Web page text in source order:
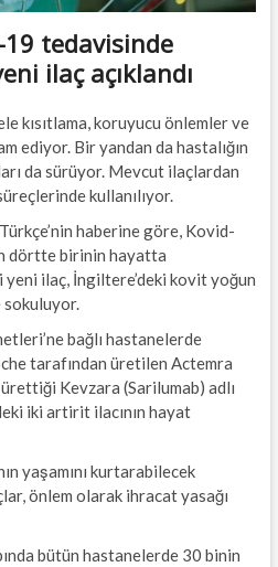
19 tedavisinde
ilaç açıklandı
kısıtlama, koruyucu önlemler ve
ediyor. Bir yandan da hastalığın
da sürüyor. Mevcut ilaçlardan
kullanılıyor.
haberine göre, Kovid-
dörtte birinin hayatta
ilaç, İngiltere’deki kovit yoğun
sokuluyor.
bağlı hastanelerde
tarafından üretilen Actemra
Kevzara (Sarilumab) adlı
iki artirit ilacının hayat
yaşamını kurtarabilecek
önlem olarak ihracat yasağı
bütün hastanelerde 30 binin